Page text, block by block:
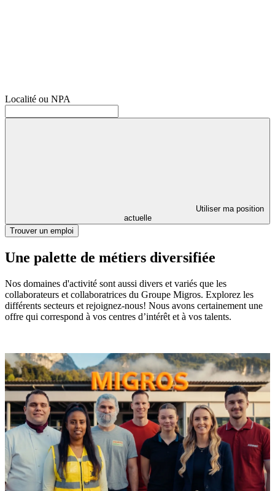
Localité ou NPA
Utiliser ma position
actuelle
Trouver un emploi
Une palette de métiers diversifiée
Nos domaines d'activité sont aussi divers et variés que les
collaborateurs et collaboratrices du Groupe Migros. Explorez les
différents secteurs et rejoignez-nous! Nous avons certainement une
offre qui correspond à vos centres d’intérêt et à vos talents.